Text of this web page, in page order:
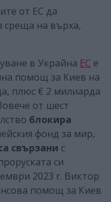
от ЕС да
среща на върха,
в Украйна ЕС е
помощ за Киев на
плюс € 2 милиарда
от шест
блокира
фонд за мир,
свързани с
си
2023 г. Виктор
помощ за Киев